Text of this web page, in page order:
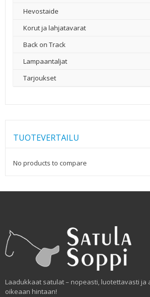
Hevostaide
Korut ja lahjatavarat
Back on Track
Lampaantaljat
Tarjoukset
TUOTEVERTAILU
No products to compare
Laadukkaat satulat – nopeasti, luotettavasti ja
oikeaan hintaan!